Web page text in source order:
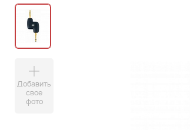
Добавить
свое
фото